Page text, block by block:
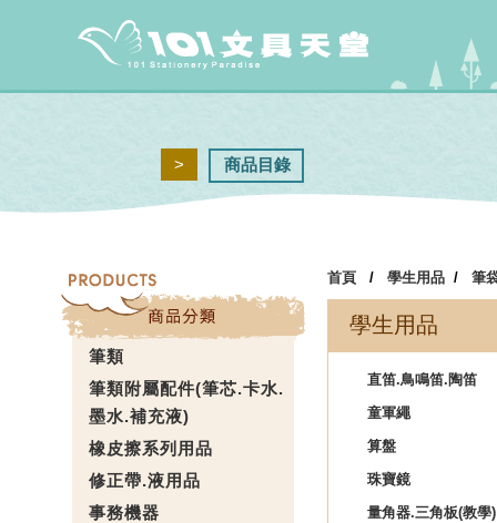
> 商品目錄
筆類
筆類附屬配件(筆芯.卡水.
墨水.補充液)
橡皮擦系列用品
修正帶.液用品
事務機器
首頁 / 學生用品 / 筆
學生用品
直笛.鳥鳴笛.陶笛
童軍繩
算盤
珠寶鏡
量角器.三角板(教學)